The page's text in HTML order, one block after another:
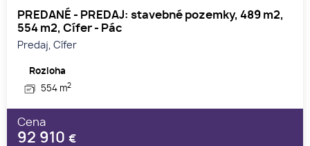
PREDANÉ - PREDAJ: stavebné pozemky, 489 m2,
554 m2, Cífer - Pác
Predaj, Cífer
Rozloha
554 m2
Cena
92 910 €